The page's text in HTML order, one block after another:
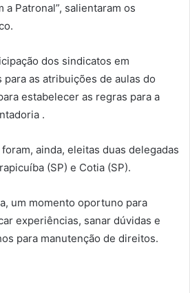
Patronal”, salientaram os
dos sindicatos em
as atribuições de aulas do
estabelecer as regras para a
.
ainda, eleitas duas delegadas
(SP) e Cotia (SP).
um momento oportuno para
experiências, sanar dúvidas e
para manutenção de direitos.